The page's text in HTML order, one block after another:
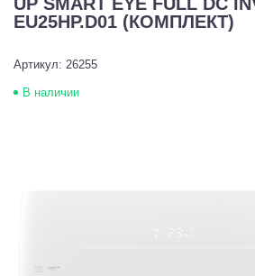
EU25HP.D01 (КОМПЛЕКТ)
Артикул: 26255
В наличии